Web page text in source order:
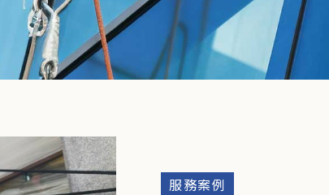
服務案例